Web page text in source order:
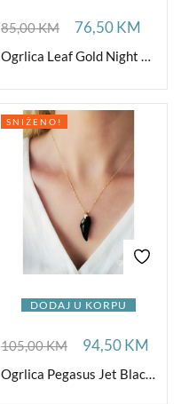
85,00KM 76,50KM
Ogrlica Leaf Gold Night Ag
DODAJ U KORPU
SNIŽENO!
105,00KM 94,50KM
Ogrlica Pegasus Jet Black Ag